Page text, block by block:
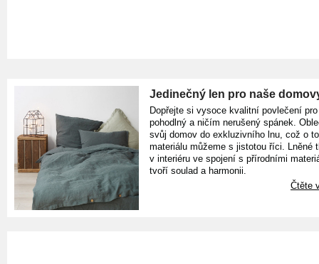
Jedinečný len pro naše
Dopřejte si vysoce kvalitní povlečení pro
pohodlný a ničím nerušený spánek.
svůj domov do exkluzivního lnu, což o
materiálu můžeme s jistotou říci. Lněné
v interiéru ve spojení s přírodními
tvoří soulad a harmonii.
Čtěte